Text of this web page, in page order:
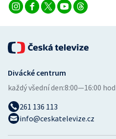
Vodní slalom
Volejbal
Divácké centrum
každý všední den:8:00—16:00
261 136 113
info@ceskatelevize.cz